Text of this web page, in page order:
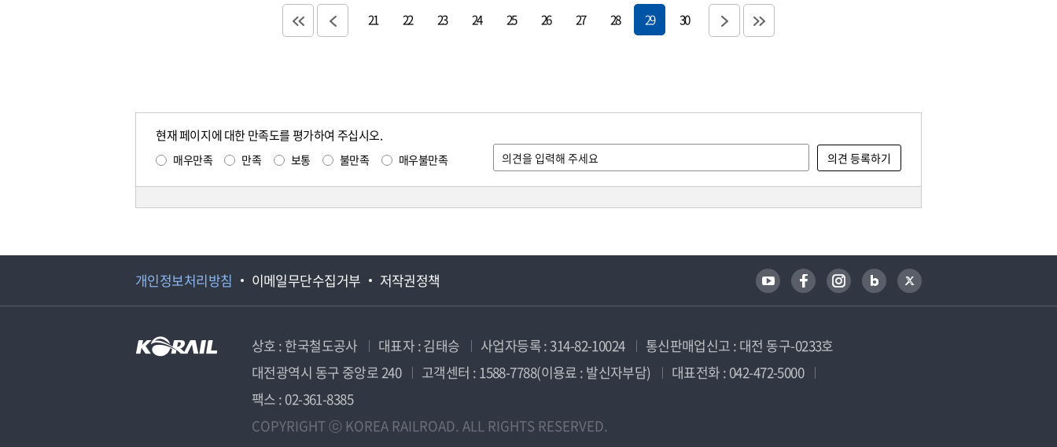
21 22 23 24 25 26 27 28 29 30
현재 페이지에 대한 만족도를 평가하여 주십시오.
매우만족 만족 보통 불만족 매우불만족
개인정보처리방침 이메일무단수집거부 저작권정책
상호 : 한국철도공사 대표자 : 김태승 사업자등록 : 314-82-10024
통신판매업신고 : 대전 동구-0233호
대전광역시 동구 중앙로 240
고객센터 : 1588-7788(이용료 : 발신자부담)
대표전화 : 042-472-5000
팩스 : 02-361-8385
COPYRIGHT ⓒ KOREA RAILROAD. ALL RIGHTS RESERVED.